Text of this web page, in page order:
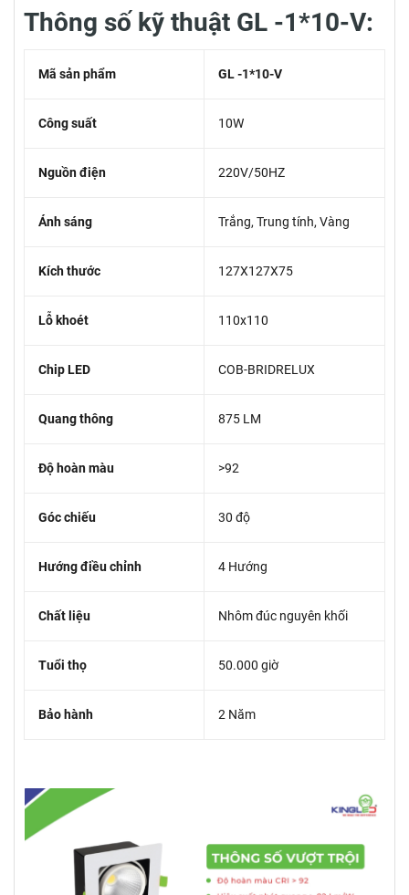
Thông số kỹ thuật GL -1*10-V:
Mã sản phẩm GL -1*10-V
Công suất 10W
Nguồn điện 220V/50HZ
Ánh sáng Trắng, Trung tính, Vàng
Kích thước 127X127X75
Lỗ khoét 110x110
Chip LED COB-BRIDRELUX
Quang thông 875 LM
Độ hoàn màu >92
Góc chiếu 30 độ
Hướng điều chỉnh 4 Hướng
Chất liệu Nhôm đúc nguyên khối
Tuổi thọ 50.000 giờ
Bảo hành 2 Năm